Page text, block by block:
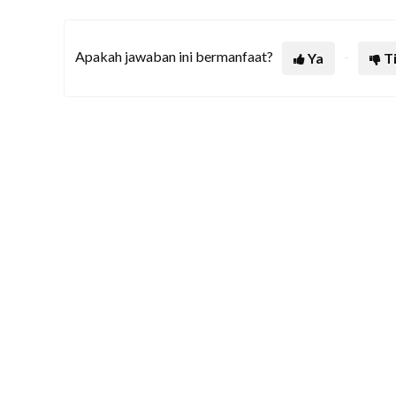
Apakah jawaban ini bermanfaat? Ya